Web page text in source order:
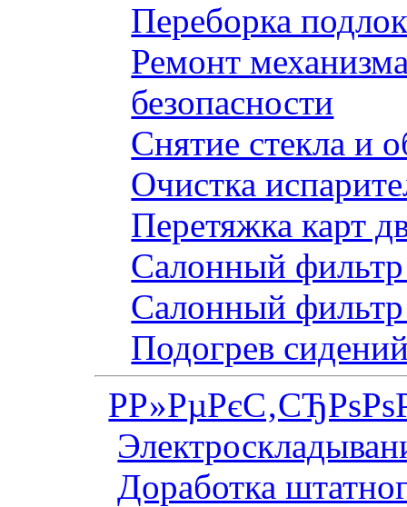
Переборка
Ремонт
безопасности
Снятие стекла и
Очистка
Перетяжка карт
Салонный фильтр
Салонный фильтр
Подогрев
Доработка